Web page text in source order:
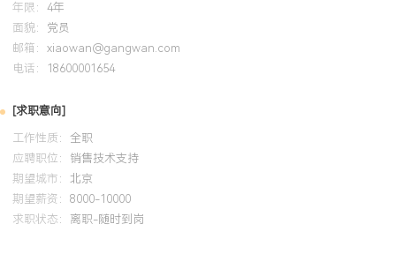
年限： 4年
面貌： 党员
邮箱： xiaowan@gangwan.com
电话：
18600001654
[求职意向]
工作性质： 全职
应聘职位： 销售技术支持
期望城市： 北京
期望薪资： 8000-10000
求职状态： 离职-随时到岗